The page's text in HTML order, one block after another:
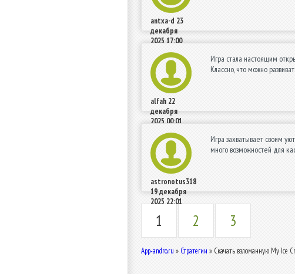
antxa-d 23
декабря
2025 17:00
alfah 22
декабря
2025 00:01
Игра стала настоящим
Классно, что можно
astronotus318
19 декабря
2025 22:01
Игра захватывает своим
много возможностей для
1 2 3
App-andro.ru » Стратегии » Скачать взломанную My Ice